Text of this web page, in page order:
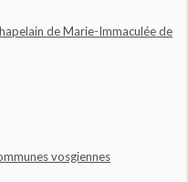
de Marie-Immaculée de
vosgiennes